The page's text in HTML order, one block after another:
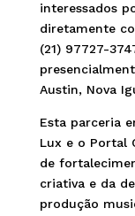
interessados
diretamente
(21) 97727-
Austin, Nova
Esta parceria
Lux e o Portal
de
criativa e da
produção